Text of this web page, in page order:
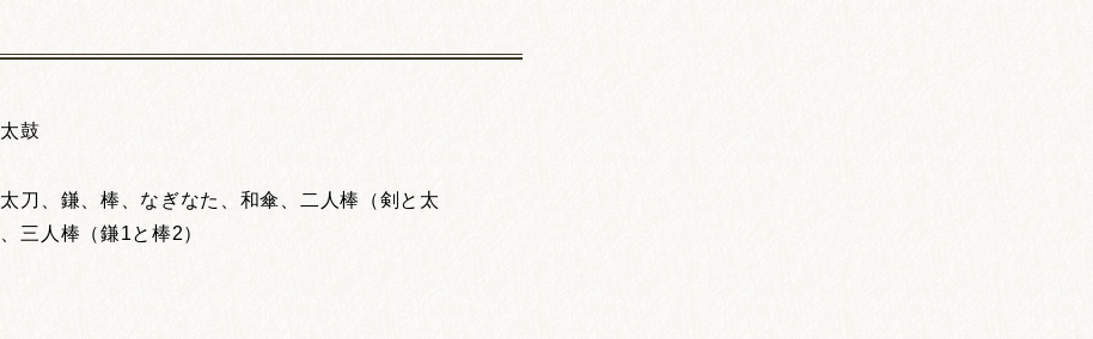
鼓
刀、鎌、棒、なぎなた、和傘、二人棒（剣と太
三人棒（鎌1と棒2）